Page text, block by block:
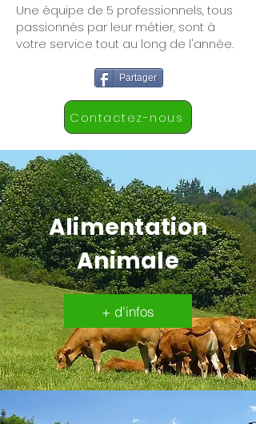
Une équipe de 5 professionnels, tous
passionnés par leur métier, sont à
votre service tout au long de l'année.
Partager
Contactez-nous
Alimentation
Animale
+ d'infos